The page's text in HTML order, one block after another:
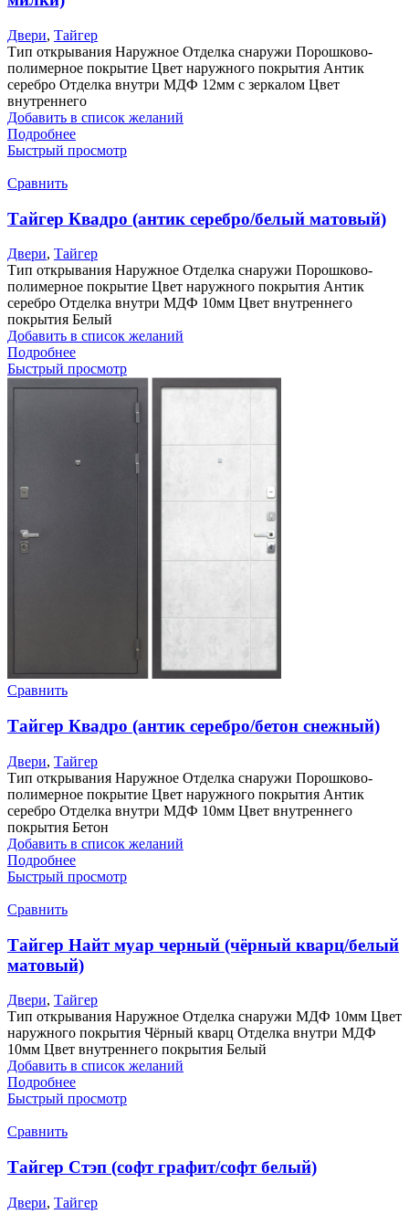
Двери, Тайгер
Тип открывания Наружное Отделка снаружи Порошково-
полимерное покрытие Цвет наружного покрытия Антик
серебро Отделка внутри МДФ 12мм с зеркалом Цвет
внутреннего
Добавить в список желаний
Подробнее
Быстрый просмотр
Сравнить
Тайгер Квадро (антик серебро/белый матовый)
Двери, Тайгер
Тип открывания Наружное Отделка снаружи Порошково-
полимерное покрытие Цвет наружного покрытия Антик
серебро Отделка внутри МДФ 10мм Цвет внутреннего
покрытия Белый
Добавить в список желаний
Подробнее
Быстрый просмотр
Сравнить
Тайгер Квадро (антик серебро/бетон снежный)
Двери, Тайгер
Тип открывания Наружное Отделка снаружи Порошково-
полимерное покрытие Цвет наружного покрытия Антик
серебро Отделка внутри МДФ 10мм Цвет внутреннего
покрытия Бетон
Добавить в список желаний
Подробнее
Быстрый просмотр
Сравнить
Тайгер Найт муар черный (чёрный кварц/белый
матовый)
Двери, Тайгер
Тип открывания Наружное Отделка снаружи МДФ 10мм Цвет
наружного покрытия Чёрный кварц Отделка внутри МДФ
10мм Цвет внутреннего покрытия Белый
Добавить в список желаний
Подробнее
Быстрый просмотр
Сравнить
Тайгер Стэп (софт графит/софт белый)
Двери, Тайгер